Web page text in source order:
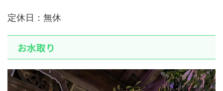
定休日：無休
お水取り